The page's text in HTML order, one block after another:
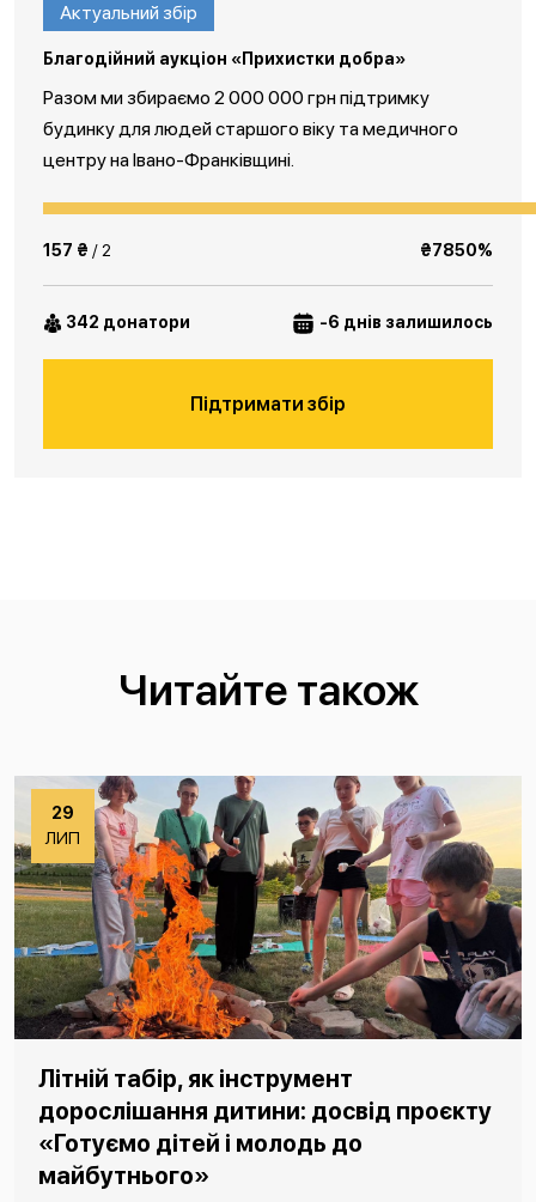
Актуальний збір
Благодійний аукціон «Прихистки добра»
Разом ми збираємо 2 000 000 грн підтримку
будинку для людей старшого віку та медичного
центру на Івано-Франківщині.
157 ₴ / 2 ₴7850%
342 донатори -6 днів залишилось
Підтримати збір
Читайте також
29
ЛИП
Літній табір, як інструмент
дорослішання дитини: досвід проєкту
«Готуємо дітей і молодь до
майбутнього»